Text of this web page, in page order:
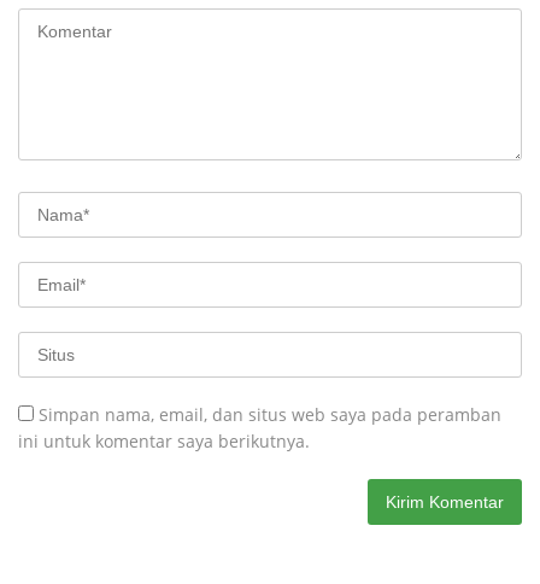
Simpan nama, email, dan situs web saya pada peramban
ini untuk komentar saya berikutnya.